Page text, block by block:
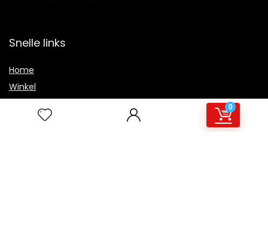
0
Snelle links
Home
Winkel
Overzicht